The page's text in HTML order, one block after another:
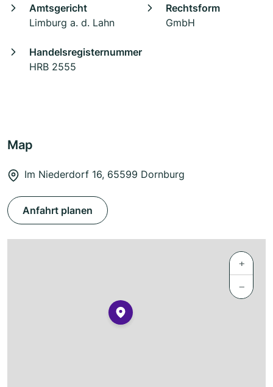
Amtsgericht
Limburg a. d. Lahn
Rechtsform
GmbH
Handelsregisternummer
HRB 2555
Map
Im Niederdorf 16, 65599 Dornburg
Anfahrt planen
+
−